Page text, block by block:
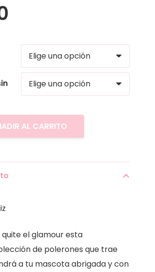
AL CARRITO
quite el glamour esta
de polerones que trae
a tu mascota abrigada y con